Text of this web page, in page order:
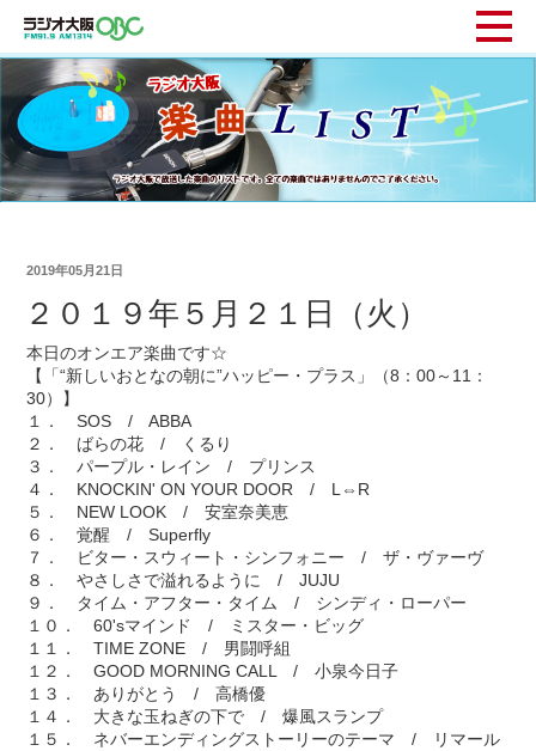
2019年05月21日
２０１９年５月２１日（火）
本日のオンエア楽曲です☆
【「“新しいおとなの朝に”ハッピー・プラス」（8：00～11：
30）】
１． SOS / ABBA
２． ばらの花 / くるり
３． パープル・レイン / プリンス
４． KNOCKIN' ON YOUR DOOR / L⇔R
５． NEW LOOK / 安室奈美恵
６． 覚醒 / Superfly
７． ビター・スウィート・シンフォニー / ザ・ヴァーヴ
８． やさしさで溢れるように / JUJU
９． タイム・アフター・タイム / シンディ・ローパー
１０． 60'sマインド / ミスター・ビッグ
１１． TIME ZONE / 男闘呼組
１２． GOOD MORNING CALL / 小泉今日子
１３． ありがとう / 高橋優
１４． 大きな玉ねぎの下で / 爆風スランプ
１５． ネバーエンディングストーリーのテーマ / リマール